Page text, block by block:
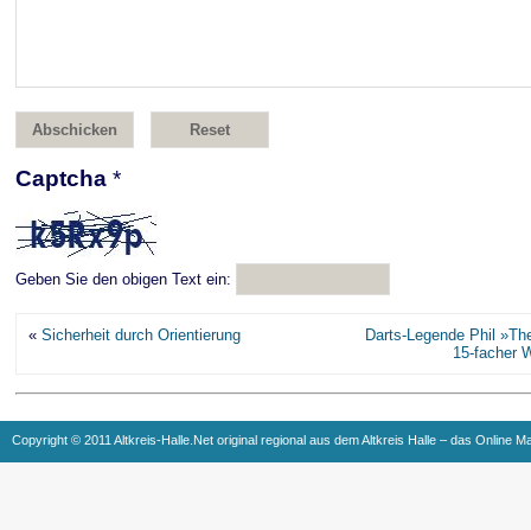
Captcha *
Geben Sie den obigen Text ein:
« Sicherheit durch Orientierung
Darts-Legende Phil
15-facher
Copyright © 2011 Altkreis-Halle.Net original regional aus dem Altkreis Halle – das Online